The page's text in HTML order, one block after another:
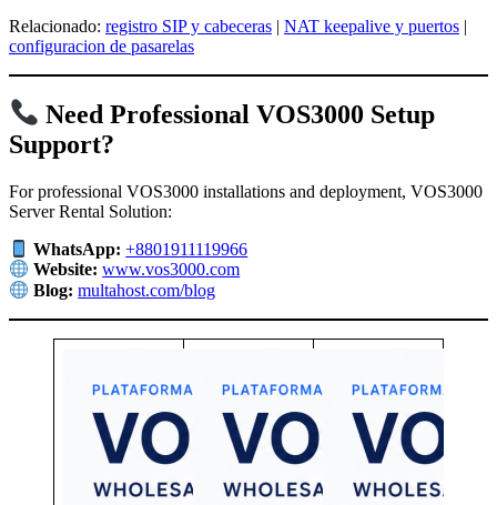
Relacionado: registro SIP y cabeceras NAT keepalive y puertos
configuracion de pasarelas
Need Professional VOS3000 Setup
Support?
For professional VOS3000 installations and deployment, VOS3000
Server Rental Solution:
WhatsApp: +8801911119966
Website: www.vos3000.com
Blog: multahost.com/blog